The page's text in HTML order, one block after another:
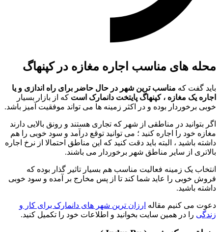
محله های مناسب اجاره مغازه در کپنهاگ
باید گفت که مناسب ترین شهر در حال حاضر برای راه اندازی و یا
اجاره یک مغازه ، کپنهاگ پایتخت دانمارک است که از بازار بسیار
خوبی برخوردار بوده و در اکثر زمینه ها می تواند موفقیت آمیز باشد.
اگر بتوانید در مناطقی از شهر که تجاری هستند و رونق بالایی دارند
مغازه خود را اجاره کنید ؛ می توانید توقع درآمد و سود خوبی را هم
داشته باشید ، البته باید دقت کنید که این مناطق احتمالا از نرخ اجاره
بالاتری از سایر مناطق شهر برخوردار می باشند.
انتخاب یک زمینه فعالیت مناسب هم بسیار تاثیر گذار بوده که
فروش خوبی را عاید شما کند تا از پس مخارج بر آمده و سود خوبی
داشته باشید.
دعوت می کنیم مقاله ارزان ترین شهر های دانمارک برای کار و
زندگی را در همین سایت بخوانید و اطلاعات خود را تکمیل کنید.